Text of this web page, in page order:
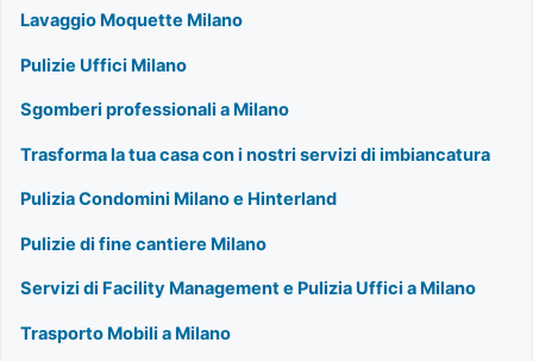
Lavaggio Moquette Milano
Pulizie Uffici Milano
Sgomberi professionali a Milano
Trasforma la tua casa con i nostri servizi di imbiancatura
Pulizia Condomini Milano e Hinterland
Pulizie di fine cantiere Milano
Servizi di Facility Management e Pulizia Uffici a Milano
Trasporto Mobili a Milano